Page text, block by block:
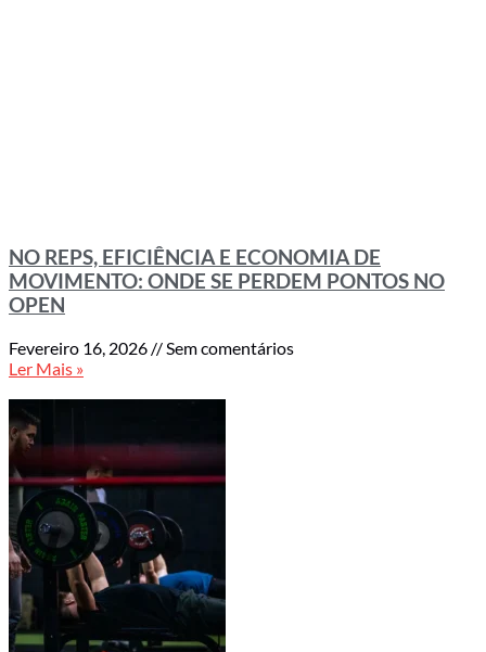
NO REPS, EFICIÊNCIA E ECONOMIA DE
MOVIMENTO: ONDE SE PERDEM PONTOS NO
OPEN
Fevereiro 16, 2026
Sem comentários
Ler Mais »